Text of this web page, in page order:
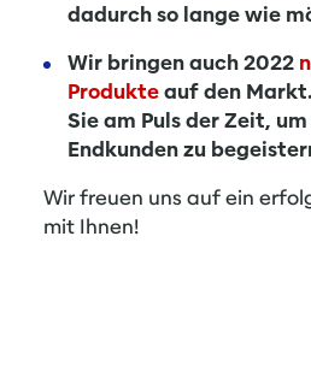
dadurch so lange wie
Wir bringen auch 2022
Produkteauf den
Sie am Puls der Zeit,
Endkunden zu
Wir freuen uns auf ein
mit Ihnen!